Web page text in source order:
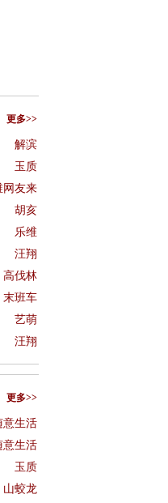
更多>>
解滨
玉质
网友来
胡亥
乐维
汪翔
高伐林
末班车
艺萌
汪翔
更多>>
意生活
意生活
玉质
山蛟龙